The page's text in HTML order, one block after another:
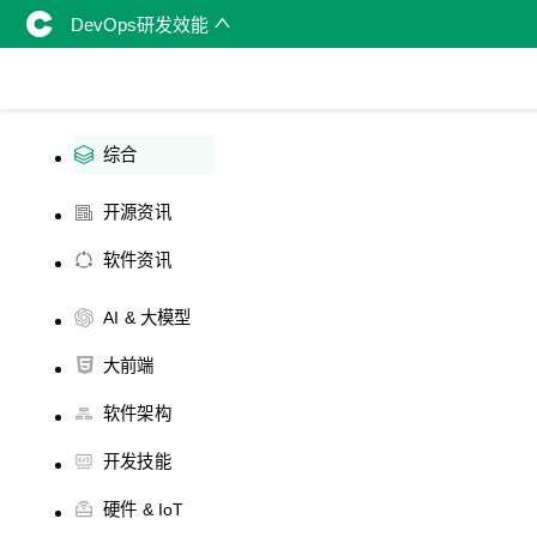
DevOps研发效能
综合
开源资讯
软件资讯
AI & 大模型
大前端
软件架构
开发技能
硬件 & IoT